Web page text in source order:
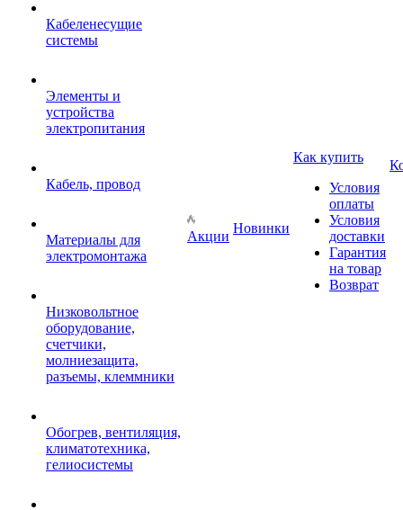
Кабеленесущие
системы
Элементы и
устройства
электропитания
Кабель, провод
Материалы для
электромонтажа
Низковольтное
оборудование,
счетчики,
молниезащита,
разъемы, клеммники
Обогрев, вентиляция,
климатотехника,
гелиосистемы
Акции
Новинки
Как купить
Условия
оплаты
Условия
доставки
Гарантия
на товар
Возврат